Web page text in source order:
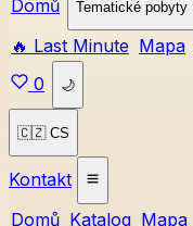
Domů
Tematické pobyty
🔥 Last Minute Mapa
0
🌙
🇨🇿 CS
Kontakt
Domů Katalog Mapa